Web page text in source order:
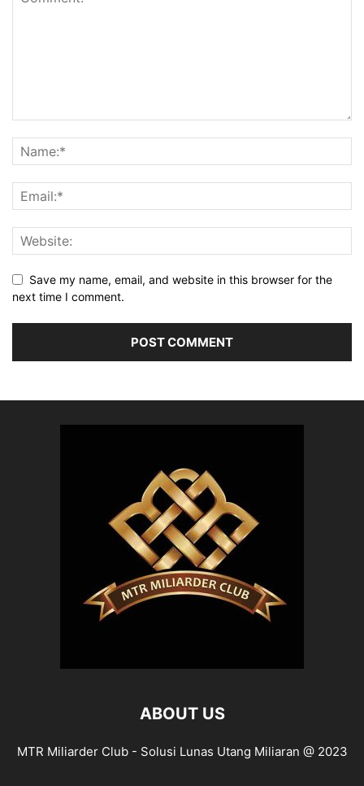
Save my name, email, and website in this browser for the
next time I comment.
ABOUT US
MTR Miliarder Club - Solusi Lunas Utang Miliaran @ 2023